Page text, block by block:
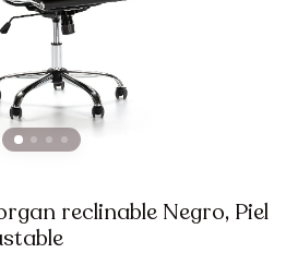
reclinable Negro, Piel